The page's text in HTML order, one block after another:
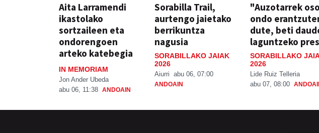
Aita Larramendi
ikastolako
sortzaileen eta
ondorengoen
arteko katebegia
IN MEMORIAM
Jon Ander Ubeda
abu 06, 11:38 ANDOAIN
Sorabilla Trail,
aurtengo jaietako
berrikuntza
nagusia
SORABILLAKO JAIAK
2026
Aiurri abu 06, 07:00
ANDOAIN
"Auzotarrek oso
ondo
dute, beti
laguntzeko
SORABILLAKO
2026
Lide Ruiz Telleria
abu 07, 08:00